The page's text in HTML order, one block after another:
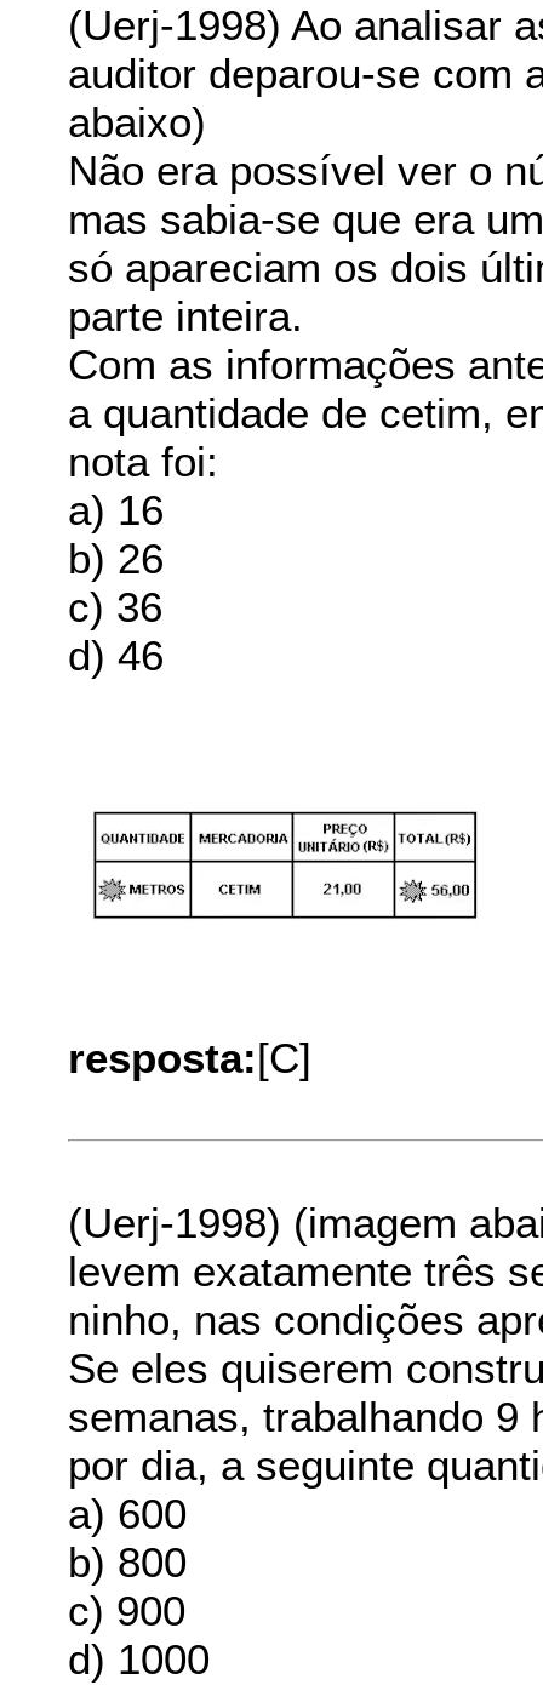
(Uerj-1998) Ao analisar
auditor deparou-se com
abaixo)
Não era possível ver o
mas sabia-se que era
só apareciam os dois
parte inteira.
Com as informações
a quantidade de cetim,
nota foi:
a) 16
b) 26
c) 36
d) 46
resposta:[C]
(Uerj-1998) (imagem
levem exatamente três
ninho, nas condições
Se eles quiserem
semanas, trabalhando 9
por dia, a seguinte
a) 600
b) 800
c) 900
d) 1000